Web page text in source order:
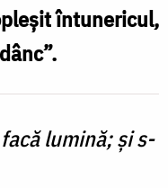
întunericul,
lumină; și s-